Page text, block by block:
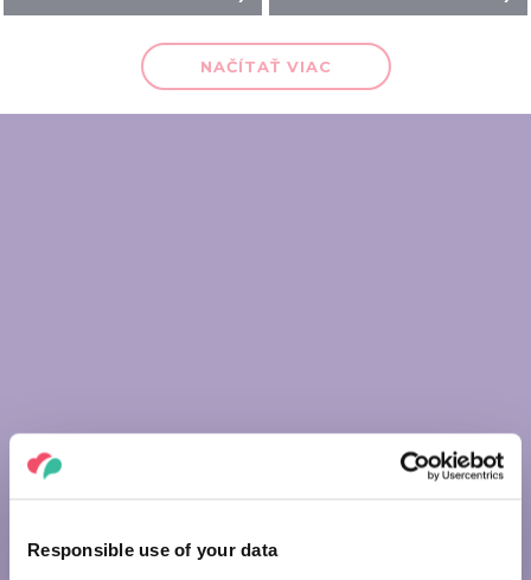
Responsible use of your data
NAČÍTAŤ VIAC